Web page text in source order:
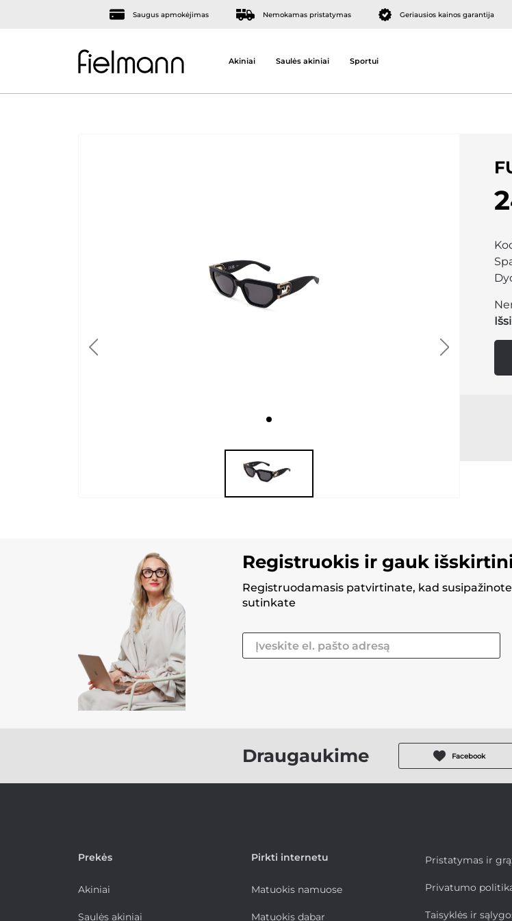
Saugus apmokėjimas Nemokamas pristatymas Geriausios kainos garantija
Akiniai Saulės akiniai Sportui
Registruokis ir gauk
Registruodamasis patvirtinate, kad susipažinote
sutinkate
Draugaukime Facebook
Prekės
Akiniai
Saulės akiniai
Pirkti internetu
Matuokis namuose
Matuokis dabar
Pristatymas ir
Privatumo
Taisyklės ir